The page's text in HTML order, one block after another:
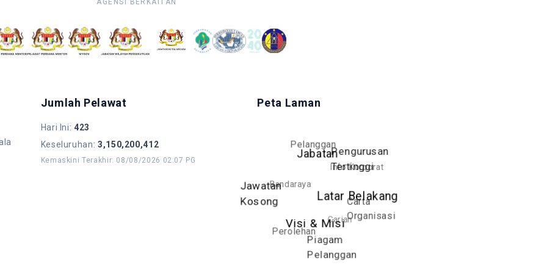
AGENSI BERKAITAN
Jumlah Pelawat
Hari Ini:423
Keseluruhan: 3,150,200,412
Kemaskini Terakhir: 08/08/2026 02:07 PG
Peta Laman
Latar Belakang
Visi & Misi
Piagam
Pelanggan
Carta
Organisasi
Pengurusan
Tertinggi
Jabatan
Jawatan
Kosong
Perolehan
Carian
Info Korporat
Pelanggan
Bandaraya